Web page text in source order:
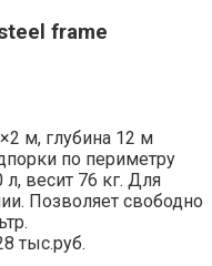
frame
м, глубина 12 м
по периметру
весит 76 кг. Для
Позволяет свободно
тыс.руб.